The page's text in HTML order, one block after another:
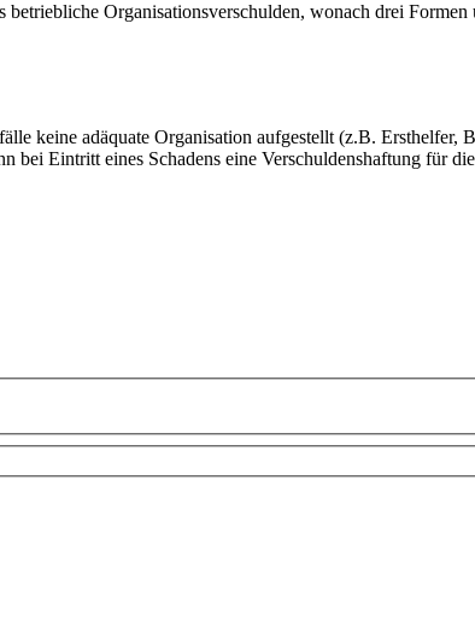
Organisationsverschulden, wonach drei Formen
keine adäquate Organisation aufgestellt (z.B. Ersthelfer,
Eintritt eines Schadens eine Verschuldenshaftung für